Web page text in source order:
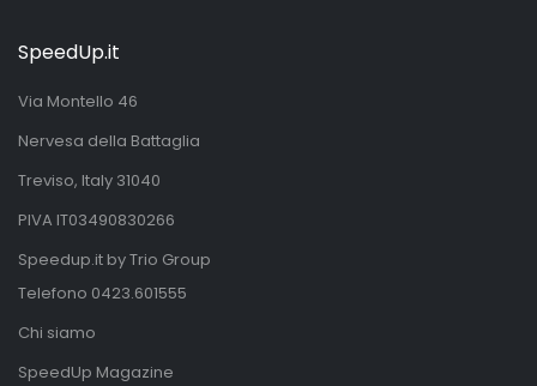
SpeedUp.it
Via Montello 46
Nervesa della Battaglia
Treviso, Italy 31040
PIVA IT03490830266
Speedup.it by Trio Group
Telefono 0423.601555
Chi siamo
SpeedUp Magazine